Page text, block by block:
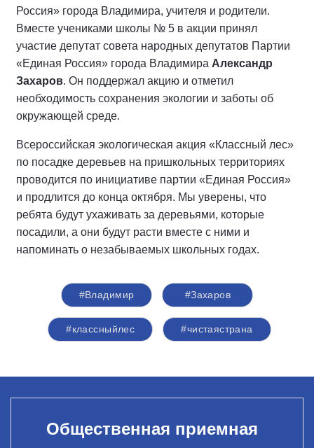
Россия» города Владимира, учителя и родители.
Вместе учениками школы № 5 в акции принял
участие депутат совета народных депутатов Партии
«Единая Россия» города Владимира Александр
Захаров. Он поддержал акцию и отметил
необходимость сохранения экологии и заботы об
окружающей среде.
Всероссийская экологическая акция «Классный лес»
по посадке деревьев на пришкольных территориях
проводится по инициативе партии «Единая Россия»
и продлится до конца октября. Мы уверены, что
ребята будут ухаживать за деревьями, которые
посадили, а они будут расти вместе с ними и
напоминать о незабываемых школьных годах.
#Владимир #Захаров
#классныйлес #чистаястрана
Общественная приемная